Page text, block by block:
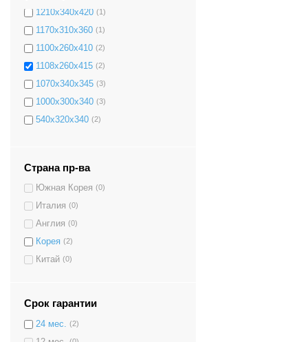
1210х340х420 (1)
1170х310х360 (1)
1100х260х410 (2)
1108х260х415 (2)
1070х340х345 (3)
1000х300х340 (3)
540х320х340 (2)
440х420х470
380х300х430 (1)
1270х430х450
1140х385х365
1020х350х370
1240х420х470
Страна пр-ва
Южная Корея (0)
Италия (0)
Англия (0)
Корея (2)
Китай (0)
Срок гарантии
24 мес. (2)